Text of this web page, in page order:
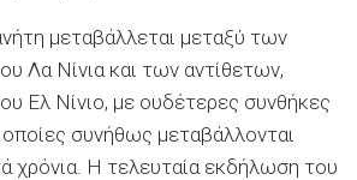
μεταβάλλεται μεταξύ των
Λα Νίνια και των αντίθετων,
Ελ Νίνιο, με ουδέτερες συνθήκες
συνήθως μεταβάλλονται
χρόνια. Η τελευταία εκδήλωση του